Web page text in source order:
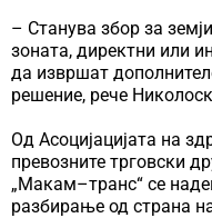
– Станува збор за
зоната, директни или
да извршат
решение, рече
Од Асоцијацијата на
превозните трговски
„Макам–транс“ се
разбирање од страна